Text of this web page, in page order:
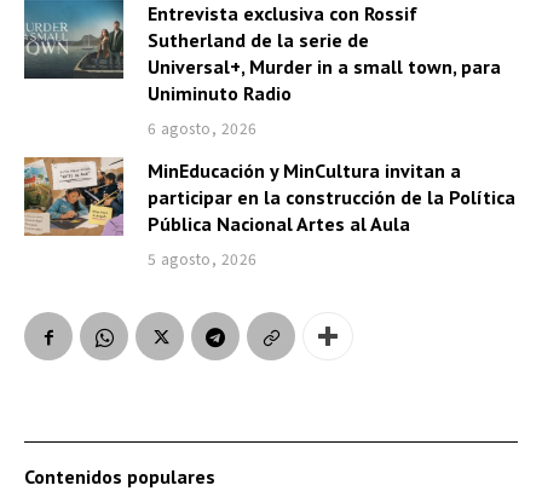
Entrevista exclusiva con Rossif
Sutherland de la serie de
Universal+, Murder in a small town, para
Uniminuto Radio
6 agosto, 2026
MinEducación y MinCultura invitan a
participar en la construcción de la Política
Pública Nacional Artes al Aula
5 agosto, 2026
Contenidos populares